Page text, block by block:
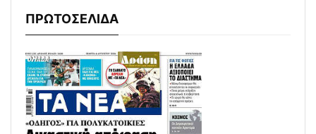
ΠΡΩΤΟΣΕΛΙΔΑ